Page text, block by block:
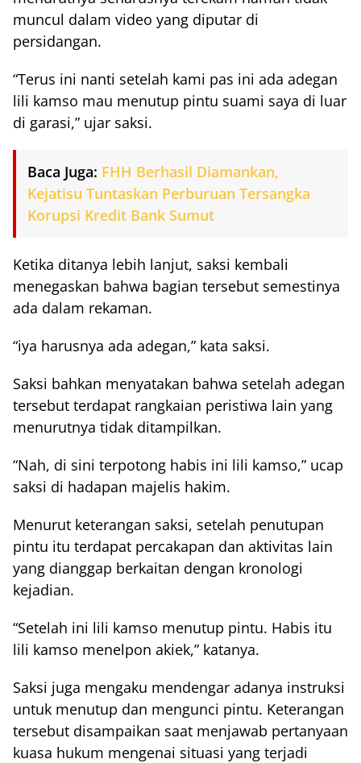
muncul dalam video yang diputar di
persidangan.
“Terus ini nanti setelah kami pas ini ada adegan
lili kamso mau menutup pintu suami saya di luar
di garasi,” ujar saksi.
Baca Juga: FHH Berhasil Diamankan,
Kejatisu Tuntaskan Perburuan Tersangka
Korupsi Kredit Bank Sumut
Ketika ditanya lebih lanjut, saksi kembali
menegaskan bahwa bagian tersebut semestinya
ada dalam rekaman.
“iya harusnya ada adegan,” kata saksi.
Saksi bahkan menyatakan bahwa setelah adegan
tersebut terdapat rangkaian peristiwa lain yang
menurutnya tidak ditampilkan.
“Nah, di sini terpotong habis ini lili kamso,” ucap
saksi di hadapan majelis hakim.
Menurut keterangan saksi, setelah penutupan
pintu itu terdapat percakapan dan aktivitas lain
yang dianggap berkaitan dengan kronologi
kejadian.
“Setelah ini lili kamso menutup pintu. Habis itu
lili kamso menelpon akiek,” katanya.
Saksi juga mengaku mendengar adanya instruksi
untuk menutup dan mengunci pintu. Keterangan
tersebut disampaikan saat menjawab pertanyaan
kuasa hukum mengenai situasi yang terjadi